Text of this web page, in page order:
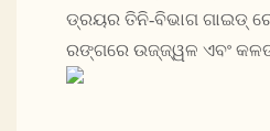
ଡ୍ରୟର ତିନି-ବିଭାଗ ଗାଇଡ୍
ରଙ୍ଗରେ ଉଜ୍ଜ୍ୱଳ ଏବଂ